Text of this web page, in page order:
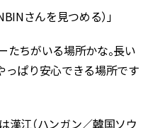
さんを見つめる）」
たちがいる場所かな。長い
っぱり安心できる場所です
漢江（ハンガン／韓国ソウ